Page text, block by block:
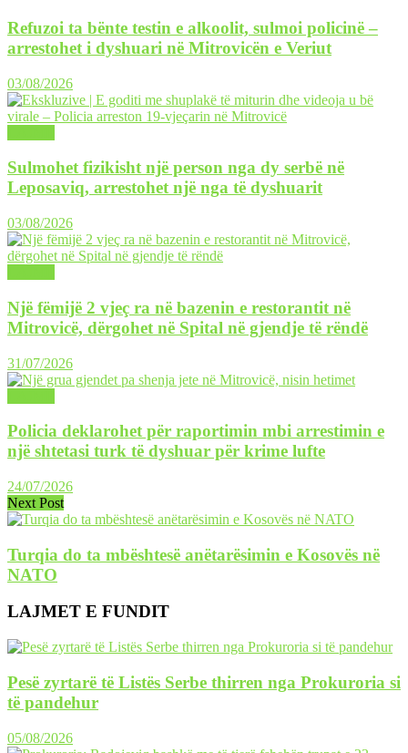
Refuzoi ta bënte testin e alkoolit, sulmoi policinë –
arrestohet i dyshuari në Mitrovicën e Veriut
03/08/2026
Sulmohet fizikisht një person nga dy serbë në
Leposaviq, arrestohet një nga të dyshuarit
03/08/2026
Një fëmijë 2 vjeç ra në bazenin e restorantit në
Mitrovicë, dërgohet në Spital në gjendje të rëndë
31/07/2026
Policia deklarohet për raportimin mbi arrestimin e
një shtetasi turk të dyshuar për krime lufte
24/07/2026
Next Post
Turqia do ta mbështesë anëtarësimin e Kosovës në
NATO
LAJMET E FUNDIT
Pesë zyrtarë të Listës Serbe thirren nga Prokuroria si
të pandehur
05/08/2026